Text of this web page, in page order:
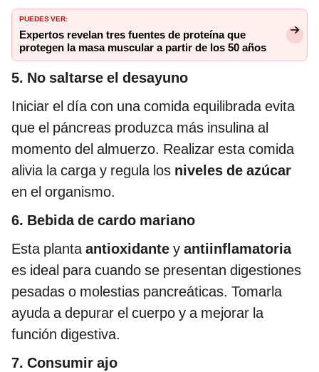
PUEDES VER:
Expertos revelan tres fuentes de proteína que
protegen la masa muscular a partir de los 50 años
5. No saltarse el desayuno
Iniciar el día con una comida equilibrada evita
que el páncreas produzca más insulina al
momento del almuerzo. Realizar esta comida
alivia la carga y regula los niveles de azúcar
en el organismo.
6. Bebida de cardo mariano
Esta plantaantioxidante y antiinflamatoria
es ideal para cuando se presentan digestiones
pesadas o molestias pancreáticas. Tomarla
ayuda a depurar el cuerpo y a mejorar la
función digestiva.
7. Consumir ajo